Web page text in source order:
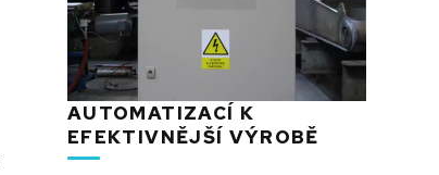
AUTOMATIZACÍ K
EFEKTIVNĚJŠÍ VÝROBĚ